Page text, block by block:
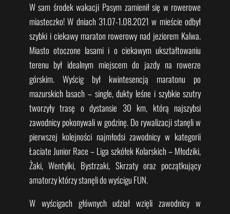
W sam środek wakacji Pasym zamienił się w rowerowe
miasteczko! W dniach 31.07-1.08.2021 w mieście odbył
szybki i ciekawy maraton rowerowy nad jeziorem Kalwa.
Miasto otoczone lasami i o ciekawym ukształtowaniu
terenu był idealnym miejscem do jazdy na rowerze
górskim. Wyścig był kwintesencją maratonu po
mazurskich lasach – single, dukty leśne i szybkie szutry
tworzyły trasę o dystansie 30 km, którą najszybsi
zawodnicy pokonywali w godzinę. Do rywalizacji stanęli w
pierwszej kolejności najmłodsi zawodnicy w kategorii
Łaciate Junior Race – Liga szkółek Kolarskich – Młodziki,
Żaki, Wentylki, Bystrzaki, Skrzaty oraz początkujący
amatorzy którzy stanęli do wyścigu FUN.
W wyścigach głównych udział wzięli zawodnicy w